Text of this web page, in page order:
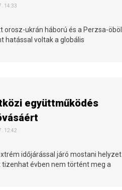
14:33
ukrán háború és a Perzsa-öböl
hatással voltak a globális
együttműködés
12:42
időjárással járó mostani helyzet
évben nem történt meg a